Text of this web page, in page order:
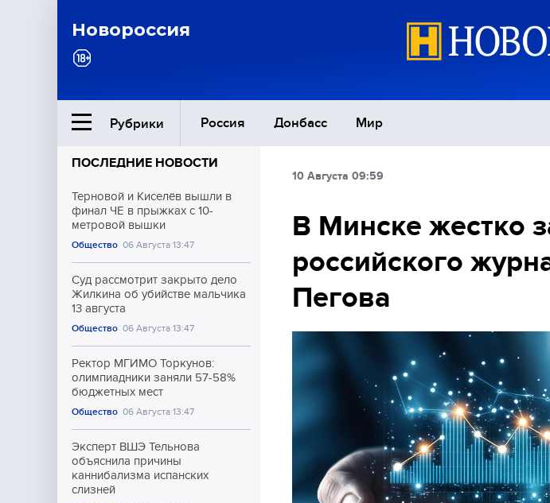
Новороссия
Рубрики Россия Донбасс Мир
Ближний Восток
Общество
Экономика
Культура
ПОСЛЕДНИЕ НОВОСТИ
Терновой и Киселёв вышли в
финал ЧЕ в прыжках с 10-
метровой вышки
Общество 06 Августа 13:47
Суд рассмотрит закрыто дело
Жилкина об убийстве мальчика
13 августа
Общество 06 Августа 13:47
Ректор МГИМО Торкунов:
олимпиадники заняли 57-58%
бюджетных мест
Общество 06 Августа 13:47
Эксперт ВШЭ Тельнова
объяснила причины
каннибализма испанских
слизней
10 Августа 09:59
В Минске жестко
российского
Пегова